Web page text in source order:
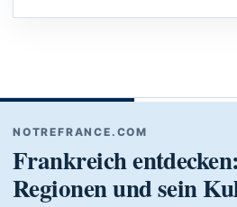
NOTREFRANCE.COM
Frankreich
Regionen und sein